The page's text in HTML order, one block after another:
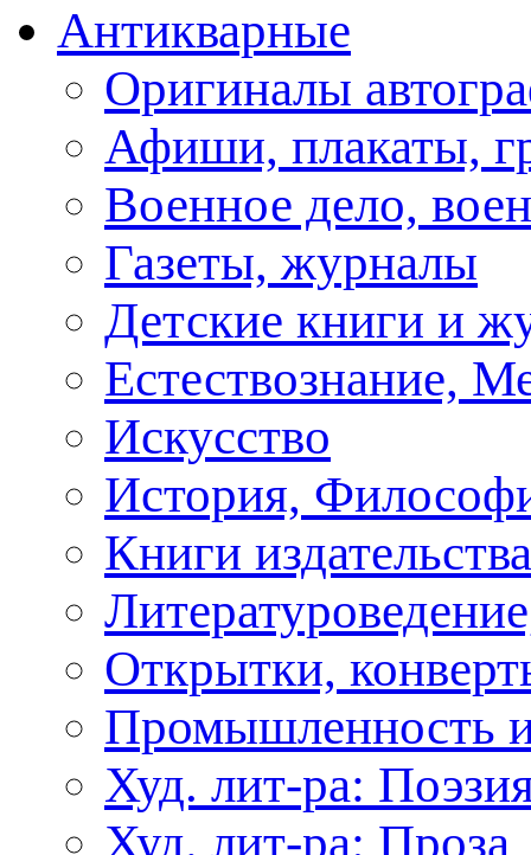
Антикварные
Оригиналы
Афиши, плакаты,
Военное дело,
Газеты, журналы
Детские книги и
Естествознание,
Искусство
История,
Книги
Открытки,
Промышленность
Худ. лит-ра:
Худ. лит-ра: Проза